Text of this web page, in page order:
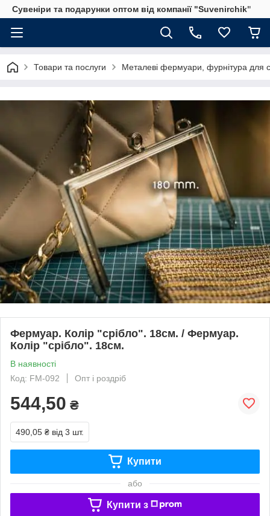
Сувеніри та подарунки оптом від компанії "Suvenirchik"
Товари та послуги Металеві фермуари, фурнітура для
Фермуар. Колір "срібло". 18см. / Фермуар.
Колір "срібло". 18см.
В наявності
Код: FM-092
Опт і роздріб
544,50 ₴
490,05 ₴ від 3 шт.
Купити
або
Купити з